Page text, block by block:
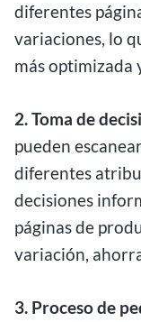
diferentes
variaciones, lo
más optimizada
2. Toma de
pueden
diferentes
decisiones
páginas de
variación,
3. Proceso de